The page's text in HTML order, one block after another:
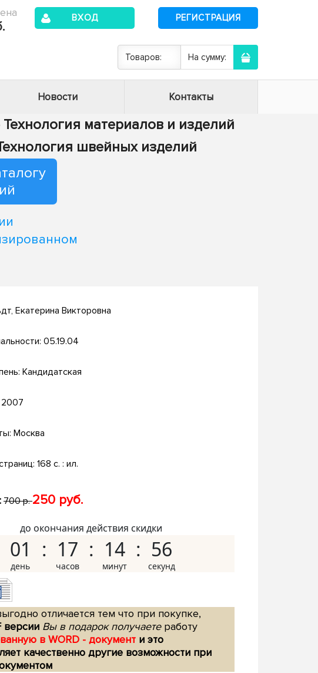
ВХОД РЕГИСТРАЦИЯ
Товаров: На сумму:
Новости Контакты
Технология материалов и изделий
швейных изделий
Екатерина Викторовна
05.19.04
Кандидатская
2007
Москва
168 с. : ил.
700 р.250 руб.
до окончания действия скидки
01 17 14 55
отличается тем что при покупке,
версии Вы в подарок получаетеработу
в WORD - документ и это
качественно другие возможности при